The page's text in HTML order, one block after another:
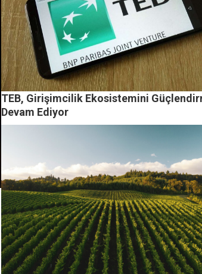
TEB, Girişimcilik Ekosistemini
Devam Ediyor